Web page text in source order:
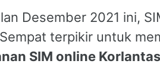
Desember 2021 ini,
terpikir untuk
SIM online Korlantas